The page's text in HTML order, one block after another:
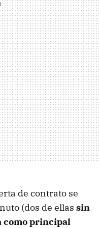
de contrato se
(dos de ellas sin
como principal